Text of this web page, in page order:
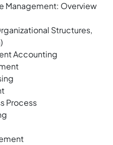
Management: Overview
Structures,
Accounting
Process